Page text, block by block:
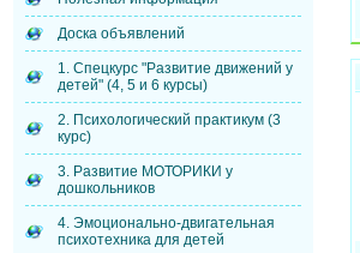
Доска объявлений
1. Спецкурс "Развитие движений у
детей" (4, 5 и 6 курсы)
2. Психологический практикум (3
курс)
3. Развитие МОТОРИКИ у
дошкольников
4. Эмоционально-двигательная
психотехника для детей